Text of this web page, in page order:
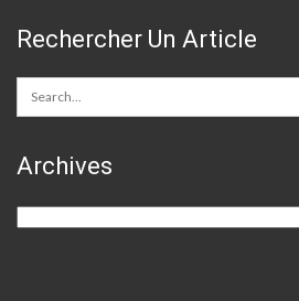
Rechercher Un Article
Archives